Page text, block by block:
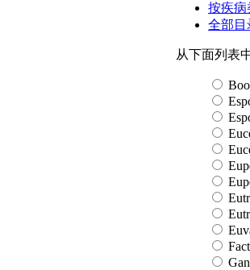
按疾病
全部目
从下面列表